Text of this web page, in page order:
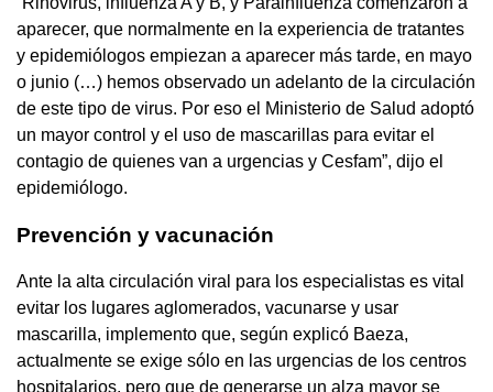
aparecer, que normalmente en la experiencia de tratantes
y epidemiólogos empiezan a aparecer más tarde, en mayo
o junio (…) hemos observado un adelanto de la circulación
de este tipo de virus. Por eso el Ministerio de Salud adoptó
un mayor control y el uso de mascarillas para evitar el
contagio de quienes van a urgencias y Cesfam”, dijo el
epidemiólogo.
Prevención y vacunación
Ante la alta circulación viral para los especialistas es vital
evitar los lugares aglomerados, vacunarse y usar
mascarilla, implemento que, según explicó Baeza,
actualmente se exige sólo en las urgencias de los centros
hospitalarios, pero que de generarse un alza mayor se